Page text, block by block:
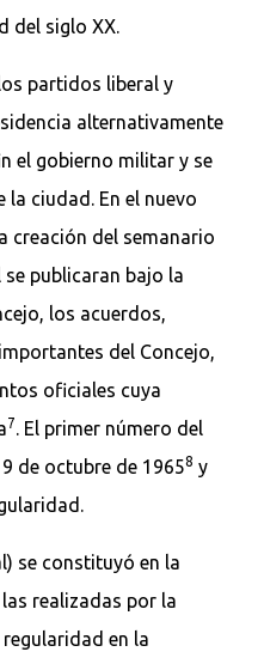
del siglo XX.
partidos liberal y
alternativamente
el gobierno militar y se
ciudad. En el nuevo
creación del semanario
publicaran bajo la
los acuerdos,
del Concejo,
oficiales cuya
7. El primer número del
de octubre de 19658 y
se constituyó en la
realizadas por la
en la